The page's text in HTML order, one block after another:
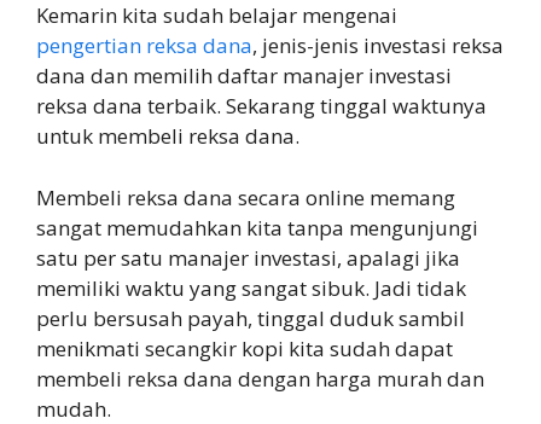
Kemarin kita sudah belajar mengenai
pengertian reksa dana, jenis-jenis investasi reksa
dana dan memilih daftar manajer investasi
reksa dana terbaik. Sekarang tinggal waktunya
untuk membeli reksa dana.
Membeli reksa dana secara online memang
sangat memudahkan kita tanpa mengunjungi
satu per satu manajer investasi, apalagi jika
memiliki waktu yang sangat sibuk. Jadi tidak
perlu bersusah payah, tinggal duduk sambil
menikmati secangkir kopi kita sudah dapat
membeli reksa dana dengan harga murah dan
mudah.